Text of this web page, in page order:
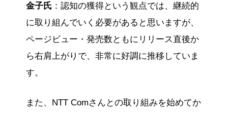
金子氏 ：認知の獲得という観点では、継続的
に取り組んでいく必要があると思いますが、
ページビュー・発売数ともにリリース直後か
ら右肩上がりで、非常に好調に推移していま
す。
また、NTT Comさんとの取り組みを始めてか